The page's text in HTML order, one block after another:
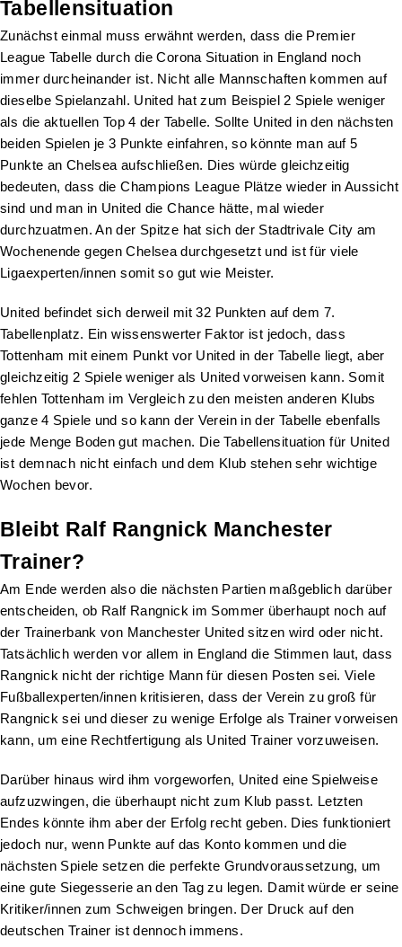
Tabellensituation
Zunächst einmal muss erwähnt werden, dass die Premier
League Tabelle durch die Corona Situation in England noch
immer durcheinander ist. Nicht alle Mannschaften kommen auf
dieselbe Spielanzahl. United hat zum Beispiel 2 Spiele weniger
als die aktuellen Top 4 der Tabelle. Sollte United in den nächsten
beiden Spielen je 3 Punkte einfahren, so könnte man auf 5
Punkte an Chelsea aufschließen. Dies würde gleichzeitig
bedeuten, dass die Champions League Plätze wieder in Aussicht
sind und man in United die Chance hätte, mal wieder
durchzuatmen. An der Spitze hat sich der Stadtrivale City am
Wochenende gegen Chelsea durchgesetzt und ist für viele
Ligaexperten/innen somit so gut wie Meister.
United befindet sich derweil mit 32 Punkten auf dem 7.
Tabellenplatz. Ein wissenswerter Faktor ist jedoch, dass
Tottenham mit einem Punkt vor United in der Tabelle liegt, aber
gleichzeitig 2 Spiele weniger als United vorweisen kann. Somit
fehlen Tottenham im Vergleich zu den meisten anderen Klubs
ganze 4 Spiele und so kann der Verein in der Tabelle ebenfalls
jede Menge Boden gut machen. Die Tabellensituation für United
ist demnach nicht einfach und dem Klub stehen sehr wichtige
Wochen bevor.
Bleibt Ralf Rangnick Manchester
Trainer?
Am Ende werden also die nächsten Partien maßgeblich darüber
entscheiden, ob Ralf Rangnick im Sommer überhaupt noch auf
der Trainerbank von Manchester United sitzen wird oder nicht.
Tatsächlich werden vor allem in England die Stimmen laut, dass
Rangnick nicht der richtige Mann für diesen Posten sei. Viele
Fußballexperten/innen kritisieren, dass der Verein zu groß für
Rangnick sei und dieser zu wenige Erfolge als Trainer vorweisen
kann, um eine Rechtfertigung als United Trainer vorzuweisen.
Darüber hinaus wird ihm vorgeworfen, United eine Spielweise
aufzuzwingen, die überhaupt nicht zum Klub passt. Letzten
Endes könnte ihm aber der Erfolg recht geben. Dies funktioniert
jedoch nur, wenn Punkte auf das Konto kommen und die
nächsten Spiele setzen die perfekte Grundvoraussetzung, um
eine gute Siegesserie an den Tag zu legen. Damit würde er seine
Kritiker/innen zum Schweigen bringen. Der Druck auf den
deutschen Trainer ist dennoch immens.